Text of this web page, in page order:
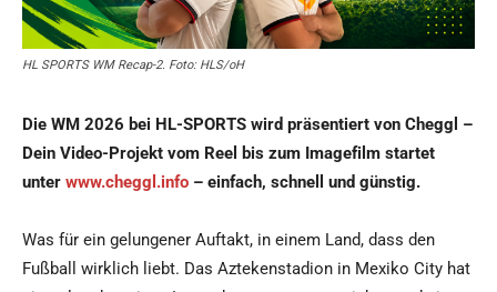
HL SPORTS WM Recap-2. Foto: HLS/oH
Die WM 2026 bei HL-SPORTS wird präsentiert von Cheggl –
Dein Video-Projekt vom Reel bis zum Imagefilm startet
unter www.cheggl.info – einfach, schnell und günstig.
Was für ein gelungener Auftakt, in einem Land, dass den
Fußball wirklich liebt. Das Aztekenstadion in Mexiko City hat